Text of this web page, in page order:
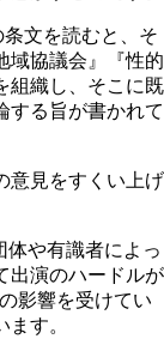
文を読むと、そ
域協議会』『性的
組織し、そこに既
する旨が書かれて
意見をすくい上げ
体や有識者によっ
出演のハードルが
影響を受けてい
す。